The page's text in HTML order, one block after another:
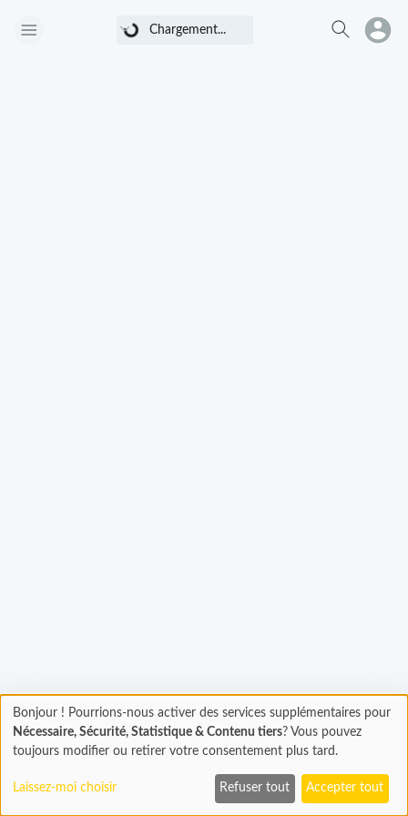
Chargement...
Chargement... Chargement
En cours...
Bonjour ! Pourrions-nous activer des services supplémentaires pour
Nécessaire, Sécurité, Statistique & Contenu tiers? Vous pouvez
toujours modifier ou retirer votre consentement plus tard.
Laissez-moi choisir Refuser tout Accepter tout